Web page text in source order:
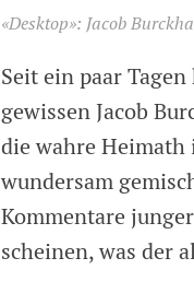
«Desktop»: Jacob
Seit ein paar
gewissen Jacob
die wahre Heimath
wundersam
Kommentare
scheinen, was der